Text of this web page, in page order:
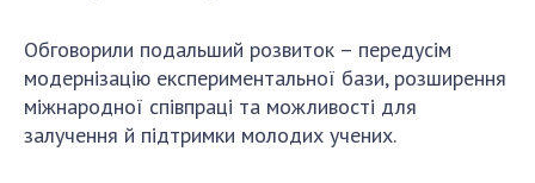
Обговорили подальший розвиток – передусім
модернізацію експериментальної бази, розширення
міжнародної співпраці та можливості для
залучення й підтримки молодих учених.